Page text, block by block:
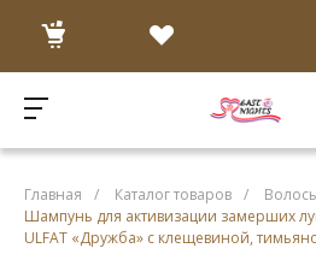
Главная / Каталог товаров /
Шампунь для активизации замерших
ULFAT «Дружба» с клещевиной,